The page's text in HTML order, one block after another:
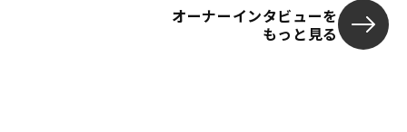
オーナーインタビューを
もっと見る